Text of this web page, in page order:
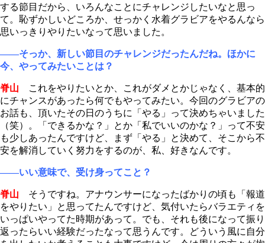
する節目だから、いろんなことにチャレンジしたいなと思っ
て。恥ずかしいどころか、せっかく水着グラビアをやるんなら
思いっきりやりたいなって思いました。
――そっか、新しい節目のチャレンジだったんだね。ほかに
今、やってみたいことは？
脊山 これをやりたいとか、これがダメとかじゃなく、基本的
にチャンスがあったら何でもやってみたい。今回のグラビアの
お話も、頂いたその日のうちに「やる」って決めちゃいました
（笑）。「できるかな？」とか「私でいいのかな？」って不安
も少しあったんですけど、まず「やる」と決めて、そこから不
安を解消していく努力をするのが、私、好きなんです。
――いい意味で、受け身ってこと？
脊山 そうですね。アナウンサーになったばかりの頃も「報道
をやりたい」と思ってたんですけど、気付いたらバラエティを
いっぱいやってた時期があって。でも、それも後になって振り
返ったらいい経験だったなって思うんです。どういう風に自分